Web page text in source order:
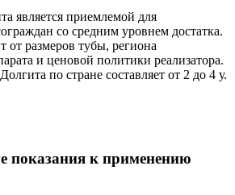
является приемлемой для
со средним уровнем достатка.
от размеров тубы, региона
и ценовой политики реализатора.
по стране составляет от 2 до 4 у.
показания к применению